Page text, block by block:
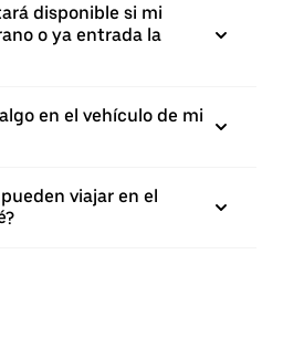
disponible si mi
o ya entrada la
en el vehículo de mi
viajar en el